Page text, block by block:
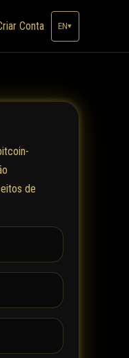
Conta EN▾
de